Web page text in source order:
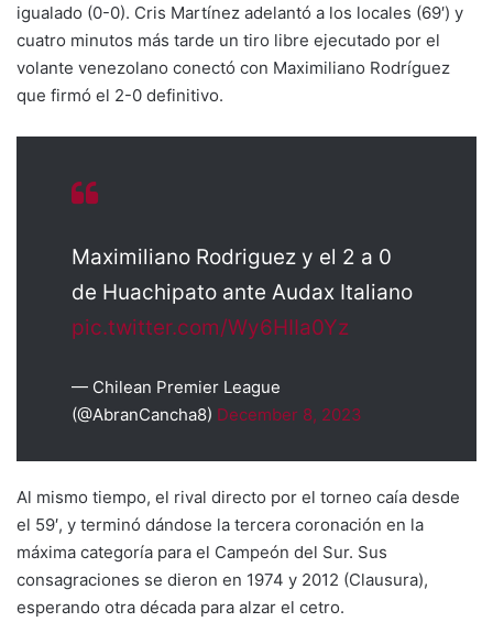
igualado (0-0). Cris Martínez adelantó a los locales (69′) y
cuatro minutos más tarde un tiro libre ejecutado por el
volante venezolano conectó con Maximiliano Rodríguez
que firmó el 2-0 definitivo.
Maximiliano Rodriguez y el 2 a 0
de Huachipato ante Audax Italiano
pic.twitter.com/Wy6HIIa0Yz
— Chilean Premier League
(@AbranCancha8) December 8, 2023
Al mismo tiempo, el rival directo por el torneo caía desde
el 59′, y terminó dándose la tercera coronación en la
máxima categoría para el Campeón del Sur. Sus
consagraciones se dieron en 1974 y 2012 (Clausura),
esperando otra década para alzar el cetro.